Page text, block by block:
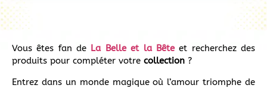
Vous êtes fan de La Belle et la Bêteet recherchez des
produits pour compléter votre collection ?
Entrez dans un monde magique où l’amour triomphe de